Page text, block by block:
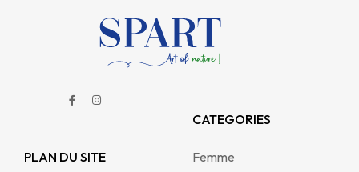
PLAN DU SITE
CATEGORIES
Femme